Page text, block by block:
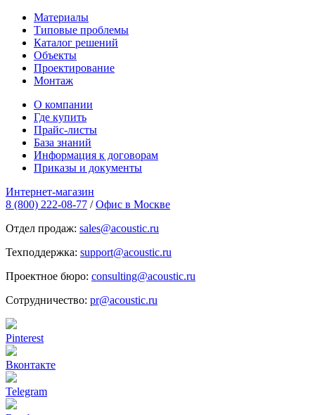
Материалы
Типовые проблемы
Каталог решений
Объекты
Проектирование
Монтаж
О компании
Где купить
Прайс-листы
База знаний
Информация к договорам
Приказы и документы
Интернет-магазин
8 (800) 222-08-77 / Офис в Москве
Отдел продаж: sales@acoustic.ru
Техподдержка: support@acoustic.ru
Проектное бюро: consulting@acoustic.ru
Сотрудничество: pr@acoustic.ru
Pinterest
Вконтакте
Telegram